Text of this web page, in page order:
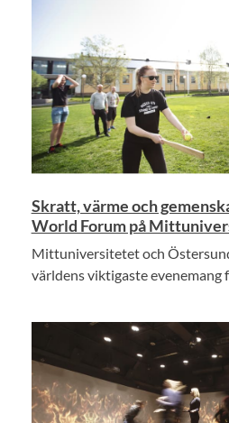
Skratt, värme och
World Forum på
Mittuniversitetet och
världens viktigaste evenemang